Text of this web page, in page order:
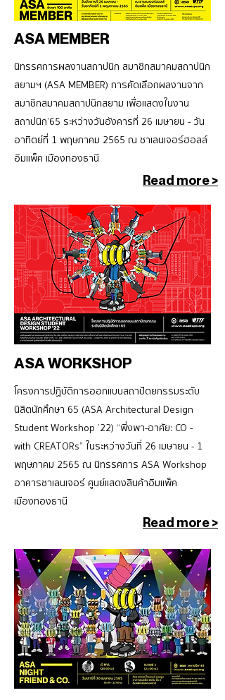
ASA MEMBER
นิทรรศการผลงานสถาปนิก สมาชิกสมาคมสถาปนิก
สยามฯ (ASA MEMBER) การคัดเลือกผลงานจาก
สมาชิกสมาคมสถาปนิกสยาม เพื่อแสดงในงาน
สถาปนิก’65 ระหว่างวันอังคารที่ 26 เมษายน - วัน
อาทิตย์ที่ 1 พฤษภาคม 2565 ณ ชาเลนเจอร์ฮอลล์
อิมแพ็ค เมืองทองธานี
Read more >
ASA WORKSHOP
โครงการปฏิบัติการออกแบบสถาปัตยกรรมระดับ
นิสิตนักศึกษา 65 (ASA Architectural Design
Student Workshop ’22) “พี่งพา-อาศัย: CO -
with CREATORs” ในระหว่างวันที่ 26 เมษายน - 1
พฤษภาคม 2565 ณ นิทรรศการ ASA Workshop
อาคารชาเลนเจอร์ ศูนย์แสดงสินค้าอิมแพ็ค
เมืองทองธานี
Read more >